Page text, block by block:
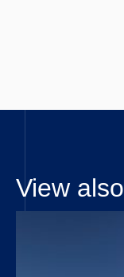
View also
Open link